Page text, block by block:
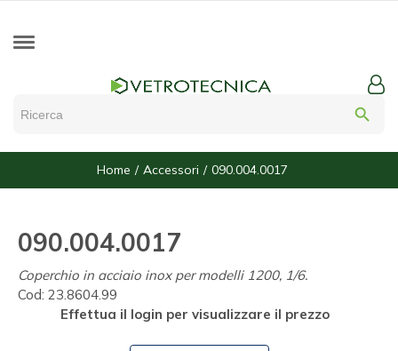
search
Home Accessori 090.004.0017
090.004.0017
Coperchio in acciaio inox per modelli 1200, 1/6.
Cod: 23.8604.99
Effettua il login per visualizzare il prezzo